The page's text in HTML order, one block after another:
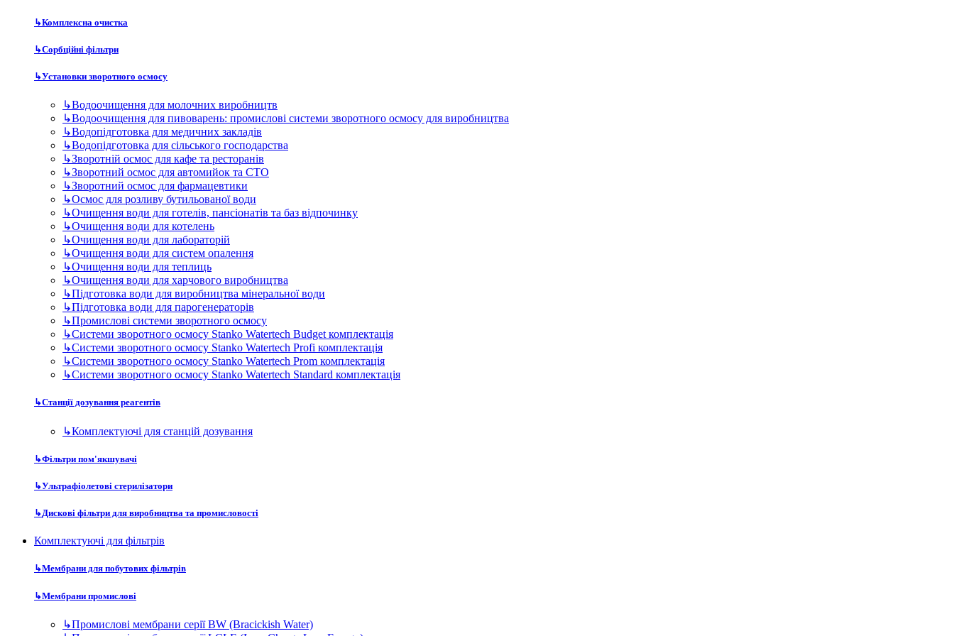
↳Комплексна очистка
↳Сорбційні фільтри
↳Установки зворотного осмосу
↳Водоочищення для молочних виробництв
↳Водоочищення для пивоварень: промислові системи зворотного осмосу для виробництва
↳Водопідготовка для медичних закладів
↳Водопідготовка для сільського господарства
↳Зворотній осмос для кафе та ресторанів
↳Зворотний осмос для автомийок та СТО
↳Зворотний осмос для фармацевтики
↳Осмос для розливу бутильованої води
↳Очищення води для готелів, пансіонатів та баз відпочинку
↳Очищення води для котелень
↳Очищення води для лабораторій
↳Очищення води для систем опалення
↳Очищення води для теплиць
↳Очищення води для харчового виробництва
↳Підготовка води для виробництва мінеральної води
↳Підготовка води для парогенераторів
↳Промислові системи зворотного осмосу
↳Системи зворотного осмосу Stanko Watertech Budget комплектація
↳Системи зворотного осмосу Stanko Watertech Profi комплектація
↳Системи зворотного осмосу Stanko Watertech Prom комплектація
↳Системи зворотного осмосу Stanko Watertech Standard комплектація
↳Станції дозування реагентів
↳Комплектуючі для станцій дозування
↳Фільтри пом'якшувачі
↳Ультрафіолетові стерилізатори
↳Дискові фільтри для виробництва та промисловості
Комплектуючі для фільтрів
↳Мембрани для побутових фільтрів
↳Мембрани промислові
↳Промислові мембрани серії BW (Bracickish Water)